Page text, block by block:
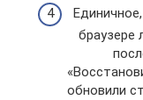
браузере
обновили